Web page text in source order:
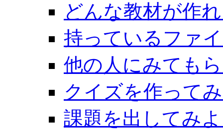
どんな教材が作
持っているファ
他の人にみても
クイズを作って
課題を出してみ